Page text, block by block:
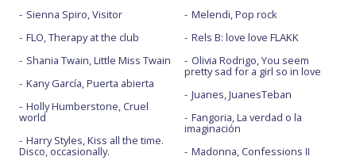
Sienna Spiro, Visitor
FLO, Therapy at the club
Shania Twain, Little Miss Twain
Kany García, Puerta abierta
Holly Humberstone, Cruel
world
Harry Styles, Kiss all the time.
Disco, occasionally.
Melendi, Pop rock
Rels B: love love FLAKK
Olivia Rodrigo, You seem
pretty sad for a girl so in love
Juanes, JuanesTeban
Fangoria, La verdad o la
imaginación
Madonna, Confessions II